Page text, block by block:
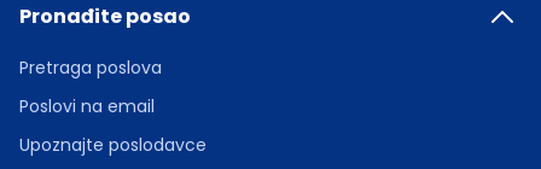
Pronađite posao
Pretraga poslova
Poslovi na email
Upoznajte poslodavce